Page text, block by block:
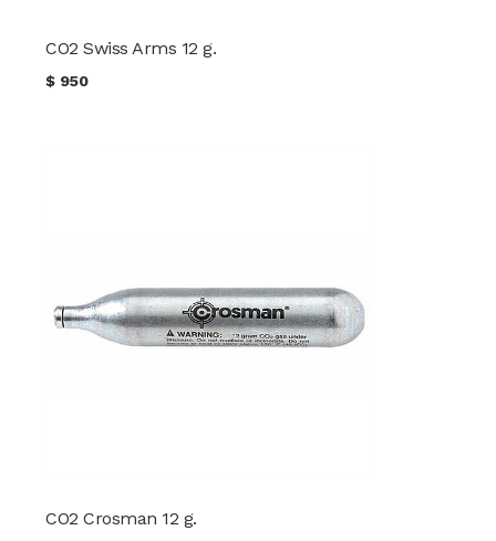
CO2 Swiss Arms 12 g.
$ 950
CO2 Crosman 12 g.